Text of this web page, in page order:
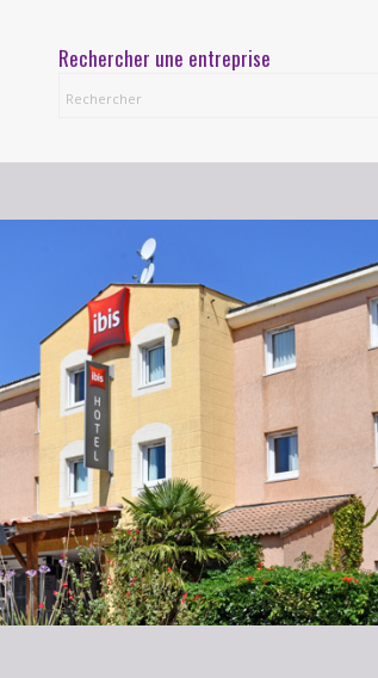
Rechercher une entreprise